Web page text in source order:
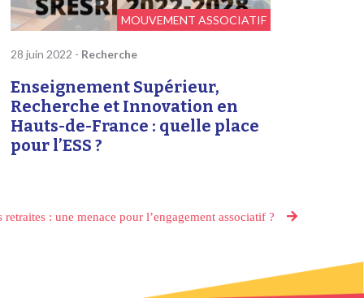
MOUVEMENT ASSOCIATIF
28 juin 2022 - Recherche
Enseignement Supérieur,
Recherche et Innovation en
Hauts-de-France : quelle place
pour l’ESS ?
retraites : une menace pour l’engagement associatif ?